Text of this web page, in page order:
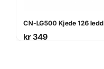
CN-LG500 Kjede 126 ledd
kr349